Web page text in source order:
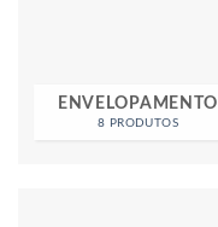
ENVELOPAMENTO
8 PRODUTOS